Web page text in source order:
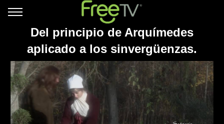
Del principio de Arquímedes
aplicado a los sinvergüenzas.